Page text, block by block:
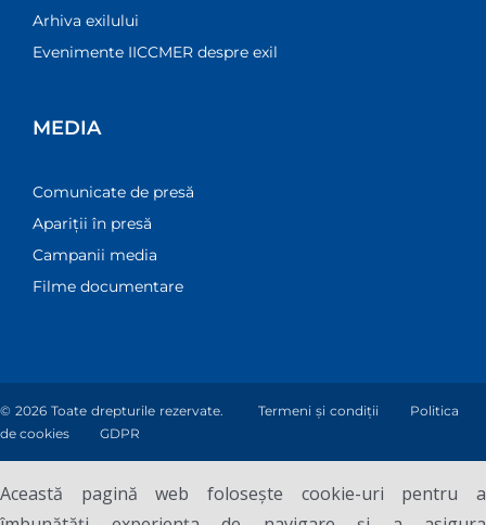
Arhiva exilului
Evenimente IICCMER despre exil
MEDIA
Comunicate de presă
Apariții în presă
Campanii media
Filme documentare
© 2026 Toate drepturile rezervate.Termeni și condiții
Politica
de cookies
GDPR
Această pagină web folosește cookie-uri pentru a